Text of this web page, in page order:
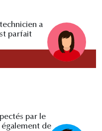
a
parfait
par le
de